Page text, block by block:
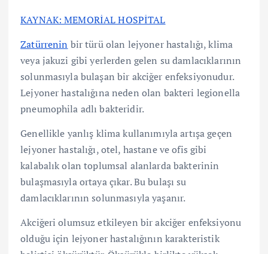
KAYNAK: MEMORİAL HOSPİTAL
Zatürrenin bir türü olan lejyoner hastalığı, klima
veya jakuzi gibi yerlerden gelen su damlacıklarının
solunmasıyla bulaşan bir akciğer enfeksiyonudur.
Lejyoner hastalığına neden olan bakteri legionella
pneumophila adlı bakteridir.
Genellikle yanlış klima kullanımıyla artışa geçen
lejyoner hastalığı, otel, hastane ve ofis gibi
kalabalık olan toplumsal alanlarda bakterinin
bulaşmasıyla ortaya çıkar. Bu bulaşı su
damlacıklarının solunmasıyla yaşanır.
Akciğeri olumsuz etkileyen bir akciğer enfeksiyonu
olduğu için lejyoner hastalığının karakteristik